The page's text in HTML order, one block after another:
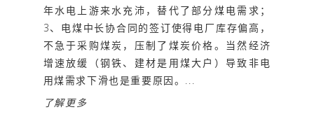
年水电上游来水充沛，替代了部分煤电需求；
3、电煤中长协合同的签订使得电厂库存偏高，
不急于采购煤炭，压制了煤炭价格。当然经济
增速放缓（钢铁、建材是用煤大户）导致非电
用煤需求下滑也是重要原因。...
了解更多